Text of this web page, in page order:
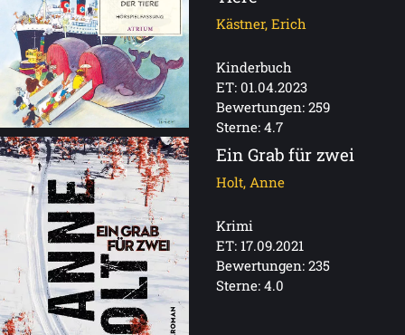
Kästner, Erich
Kinderbuch
ET: 01.04.2023
Bewertungen: 259
Sterne: 4.7
Ein Grab für zwei
Holt, Anne
Krimi
ET: 17.09.2021
Bewertungen: 235
Sterne: 4.0